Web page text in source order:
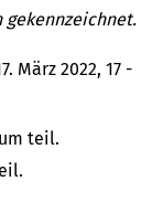
März 2022, 17 -
teil.